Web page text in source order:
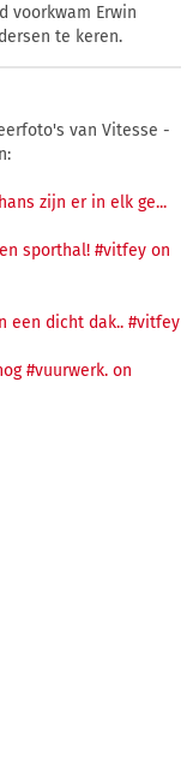
voorkwam Erwin
te keren.
van Vitesse -